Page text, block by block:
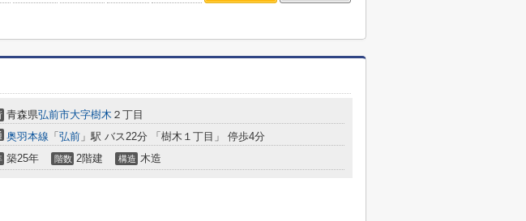
青森県弘前市大字樹木 ２丁目
奥羽本線 「 弘前 」駅 バス22分 「樹木１丁目」 停歩4分
築25年 階数 2階建 構造 木造